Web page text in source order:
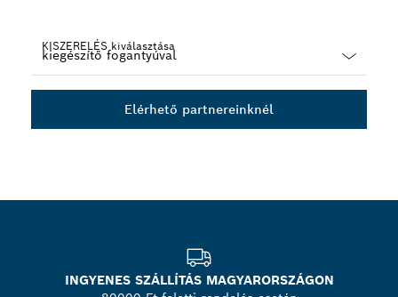
KISZERELÉS kiválasztása
Elérhető partnereinknél
INGYENES SZÁLLÍTÁS MAGYARORSZÁGON